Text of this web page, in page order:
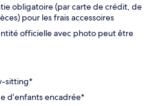
obligatoire (par carte de crédit, de
pour les frais accessoires
officielle avec photo peut être
sitting*
d’enfants encadrée*